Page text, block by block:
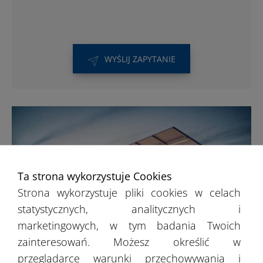
WYŚLIJ ZAPYTANIE
Ta strona wykorzystuje Cookies
Strona wykorzystuje pliki cookies w celach
statystycznych, analitycznych i
marketingowych, w tym badania Twoich
zainteresowań. Możesz określić w
przeglądarce warunki przechowywania i